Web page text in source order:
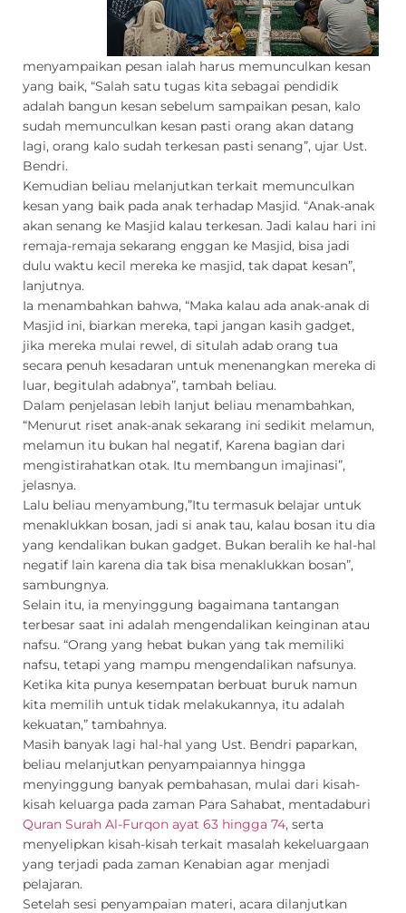
menyampaikan pesan ialah harus memunculkan kesan
yang baik, “Salah satu tugas kita sebagai pendidik
adalah bangun kesan sebelum sampaikan pesan, kalo
sudah memunculkan kesan pasti orang akan datang
lagi, orang kalo sudah terkesan pasti senang”, ujar Ust.
Bendri.
Kemudian beliau melanjutkan terkait memunculkan
kesan yang baik pada anak terhadap Masjid. “Anak-anak
akan senang ke Masjid kalau terkesan. Jadi kalau hari ini
remaja-remaja sekarang enggan ke Masjid, bisa jadi
dulu waktu kecil mereka ke masjid, tak dapat kesan”,
lanjutnya.
Ia menambahkan bahwa, “Maka kalau ada anak-anak di
Masjid ini, biarkan mereka, tapi jangan kasih gadget,
jika mereka mulai rewel, di situlah adab orang tua
secara penuh kesadaran untuk menenangkan mereka di
luar, begitulah adabnya”, tambah beliau.
Dalam penjelasan lebih lanjut beliau menambahkan,
“Menurut riset anak-anak sekarang ini sedikit melamun,
melamun itu bukan hal negatif, Karena bagian dari
mengistirahatkan otak. Itu membangun imajinasi”,
jelasnya.
Lalu beliau menyambung,”Itu termasuk belajar untuk
menaklukkan bosan, jadi si anak tau, kalau bosan itu dia
yang kendalikan bukan gadget. Bukan beralih ke hal-hal
negatif lain karena dia tak bisa menaklukkan bosan”,
sambungnya.
Selain itu, ia menyinggung bagaimana tantangan
terbesar saat ini adalah mengendalikan keinginan atau
nafsu. “Orang yang hebat bukan yang tak memiliki
nafsu, tetapi yang mampu mengendalikan nafsunya.
Ketika kita punya kesempatan berbuat buruk namun
kita memilih untuk tidak melakukannya, itu adalah
kekuatan,” tambahnya.
Masih banyak lagi hal-hal yang Ust. Bendri paparkan,
beliau melanjutkan penyampaiannya hingga
menyinggung banyak pembahasan, mulai dari kisah-
kisah keluarga pada zaman Para Sahabat, mentadaburi
Quran Surah Al-Furqon ayat 63 hingga 74, serta
menyelipkan kisah-kisah terkait masalah kekeluargaan
yang terjadi pada zaman Kenabian agar menjadi
pelajaran.
Setelah sesi penyampaian materi, acara dilanjutkan